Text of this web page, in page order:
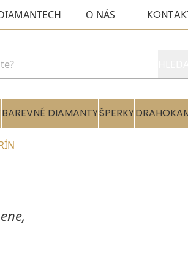
O NÁS
BAREVNÉ DIAMANTYŠPERKY